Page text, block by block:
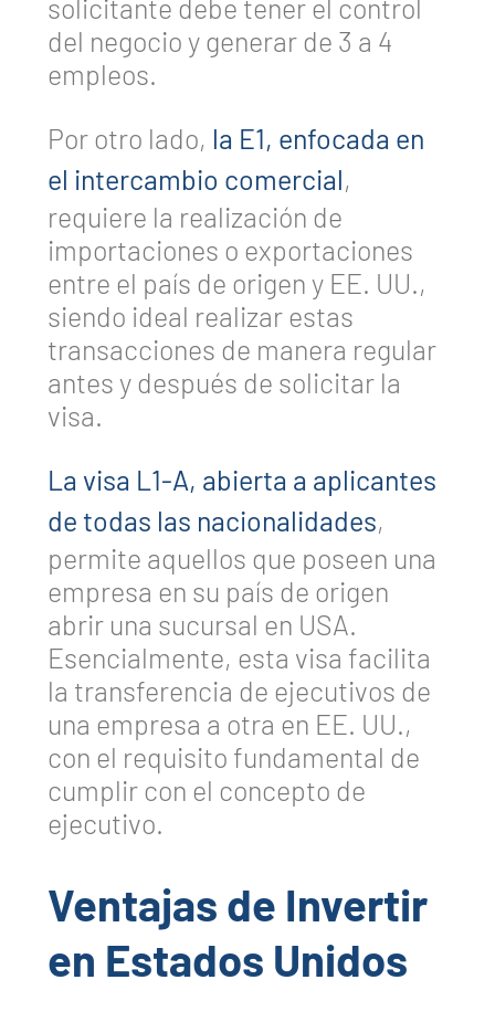
solicitante debe tener el control
del negocio y generar de 3 a 4
empleos.
Por otro lado, la E1, enfocada en
el intercambio comercial,
requiere la realización de
importaciones o exportaciones
entre el país de origen y EE. UU.,
siendo ideal realizar estas
transacciones de manera regular
antes y después de solicitar la
visa.
La visa L1-A, abierta a aplicantes
de todas las nacionalidades,
permite aquellos que poseen una
empresa en su país de origen
abrir una sucursal en USA.
Esencialmente, esta visa facilita
la transferencia de ejecutivos de
una empresa a otra en EE. UU.,
con el requisito fundamental de
cumplir con el concepto de
ejecutivo.
Ventajas de Invertir
en Estados Unidos